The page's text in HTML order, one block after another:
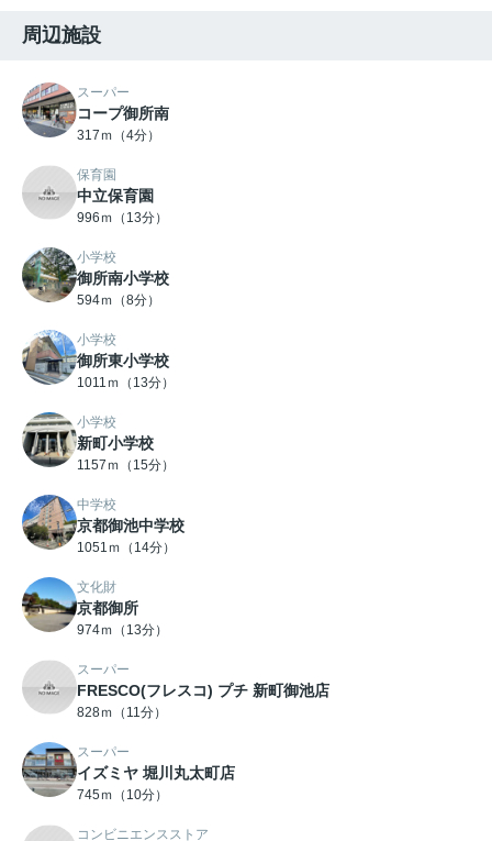
周辺施設
スーパー
コープ御所南
317ｍ（4分）
保育園
中立保育園
996ｍ（13分）
小学校
御所南小学校
594ｍ（8分）
小学校
御所東小学校
1011ｍ（13分）
小学校
新町小学校
1157ｍ（15分）
中学校
京都御池中学校
1051ｍ（14分）
文化財
京都御所
974ｍ（13分）
スーパー
FRESCO(フレスコ) プチ 新町御池店
828ｍ（11分）
スーパー
イズミヤ 堀川丸太町店
745ｍ（10分）
コンビニエンスストア